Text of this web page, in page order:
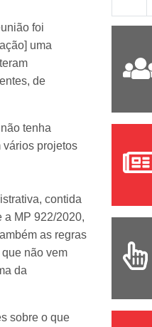
foi
uma
de
tenha
vários projetos
contida
a MP 922/2020,
as regras
não vem
da
sobre o que